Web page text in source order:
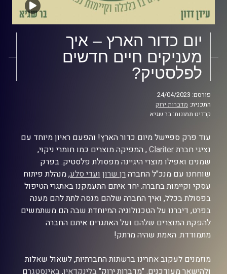
יום כדור הארץ – איך
מעניקים חיים חדשים
לפלסטיק?
פורסם: 24/04/2023
התכנית: מדברות ירוק
קרדיט תמונות: בר שגיא
עוד פרק ספיישל מיום כדור הארץ! והפעם ראיון מיוחד עם
נציגי חברתClariter, המפיקה מוצרים כמו חומרי ניקוי,
שמנים ואפילו מוצרי היגיינה מפסולת פלסטיק. בפרק
שוחחנו עם מנכ"ל החברהרן שרוןועדי סלע, מנהלת פיתוח
עסקי וקיימות בחברה. יחד איתם התעמקנו באתגרי הטיפול
בפסולת בכלל, ואיך החברה שלהם מנסה לתת להם מענה
בפרט, דיברנו על הטכנולוגיה המיוחדת שבה הם משתמשים
להפקת המוצרים שלהם ועל האתגרים איתם החברה
מתמודדת. האמת שהיה מרתק!
מוזמנים לעקוב אחרינו ברשתות החברתיות, לשאול שאלות
ולהישאר מעודכנים. "מדברות ירוק"בלינקדאין,באינסטגרם